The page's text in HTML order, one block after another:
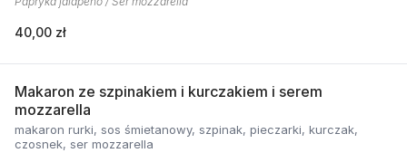
40,00 zł
Makaron ze szpinakiem i kurczakiem i serem
mozzarella
makaron rurki, sos śmietanowy, szpinak, pieczarki, kurczak,
czosnek, ser mozzarella